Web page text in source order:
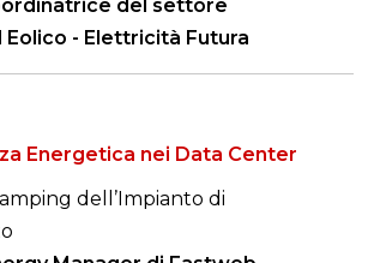
del settore
- Elettricità Futura
Energetica nei Data Center
dell’Impianto di